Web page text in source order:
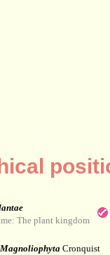
The plant kingdom
Magnoliophyta Cronquist